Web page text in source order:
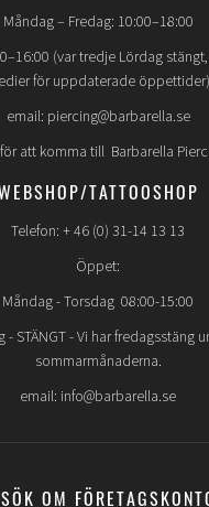
Måndag – Fredag: 10:00–18:00
(var tredje Lördag
för uppdaterade öppettider)
email: piercing@barbarella.se
för att komma till Barbarella
TATTOOSHOP
Telefon: + 46 (0) 31-14 13 13
Öppet:
Måndag - Torsdag 08:00-15:00
- STÄNGT- Vi har fredagsstäng
sommarmånaderna.
email: info@barbarella.se
OM